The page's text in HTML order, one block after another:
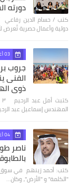
دورته
كتب / حسام الدين رفاعي
دولية وأعمال حصرية تُعرض
03 أغسطس 2026
جروب
الفنى
ذوي
المهندس إسماعيل عبد
04 أغسطس 2026
ناصر
كتب: أحمد زينهم في سوق
"الكلمة" و "الأرض"، وكان…